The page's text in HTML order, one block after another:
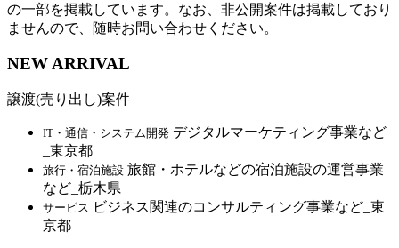
の一部を掲載しています。なお、非公開案件は掲載しており
ませんので、随時お問い合わせください。
NEW ARRIVAL
譲渡(売り出し)案件
IT・通信・システム開発 デジタルマーケティング事業など
_東京都
旅行・宿泊施設 旅館・ホテルなどの宿泊施設の運営事業
など_栃木県
サービス ビジネス関連のコンサルティング事業など_東
京都